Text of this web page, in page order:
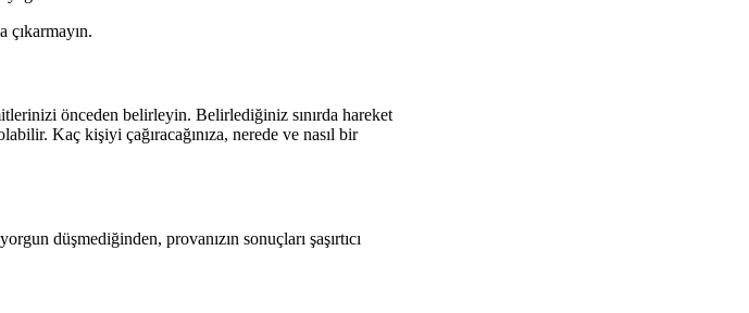
çıkarmayın.
önceden belirleyin. Belirlediğiniz sınırda hareket
Kaç kişiyi çağıracağınıza, nerede ve nasıl bir
düşmediğinden, provanızın sonuçları şaşırtıcı